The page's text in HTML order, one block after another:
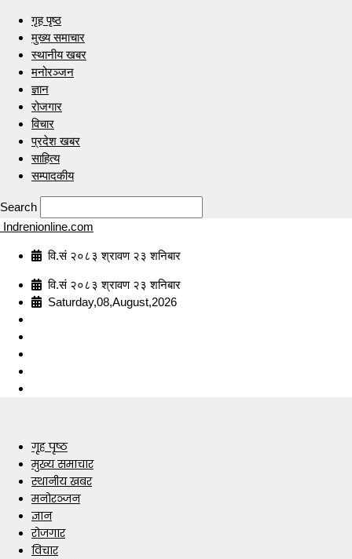
गृह पृष्ठ
मुख्य समाचार
स्थानीय खबर
मनोरञ्जन
ज्ञान
रोजगार
विचार
प्रदेश खबर
साहित्य
सम्पादकीय
Search
Indrenionline.com
वि.सं २०८३ श्रावण २३ शनिबार
वि.सं २०८३ श्रावण २३ शनिबार
Saturday,08,August,2026
गृह पृष्ठ
मुख्य समाचार
स्थानीय खबर
मनोरञ्जन
ज्ञान
रोजगार
विचार